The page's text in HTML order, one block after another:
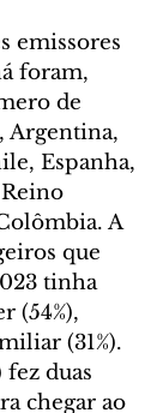
emissores
foram,
de
Argentina,
Espanha,
A
que
tinha
(54%),
(31%).
fez duas
chegar ao